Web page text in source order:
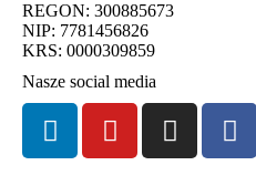
REGON: 300885673
NIP: 7781456826
KRS: 0000309859
Nasze social media